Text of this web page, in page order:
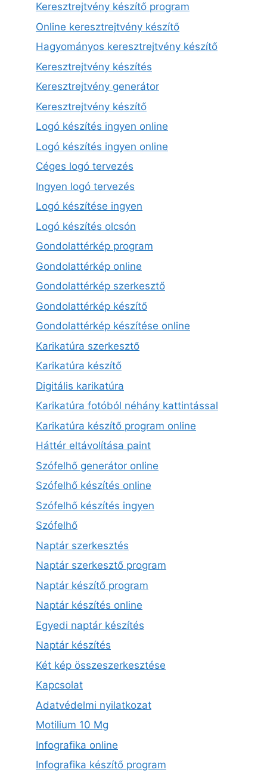
Keresztrejtvény készítő program
Online keresztrejtvény készítő
Hagyományos keresztrejtvény készítő
Keresztrejtvény készítés
Keresztrejtvény generátor
Keresztrejtvény készítő
Logó készítés ingyen online
Logó készítés ingyen online
Céges logó tervezés
Ingyen logó tervezés
Logó készítése ingyen
Logó készítés olcsón
Gondolattérkép program
Gondolattérkép online
Gondolattérkép szerkesztő
Gondolattérkép készítő
Gondolattérkép készítése online
Karikatúra szerkesztő
Karikatúra készítő
Digitális karikatúra
Karikatúra fotóból néhány kattintással
Karikatúra készítő program online
Háttér eltávolítása paint
Szófelhő generátor online
Szófelhő készítés online
Szófelhő készítés ingyen
Szófelhő
Naptár szerkesztés
Naptár szerkesztő program
Naptár készítő program
Naptár készítés online
Egyedi naptár készítés
Naptár készítés
Két kép összeszerkesztése
Kapcsolat
Adatvédelmi nyilatkozat
Motilium 10 Mg
Infografika online
Infografika készítő program